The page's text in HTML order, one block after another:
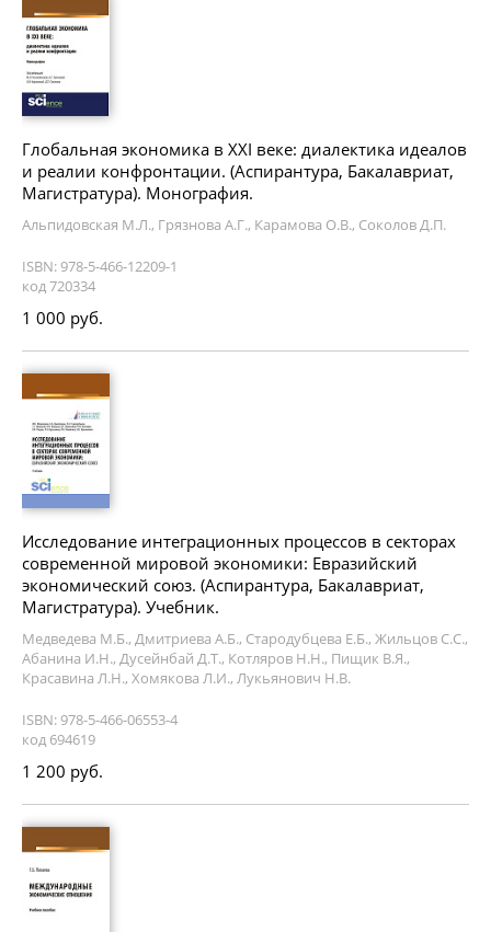
Глобальная экономика в XXI веке: диалектика идеалов
и реалии конфронтации. (Аспирантура, Бакалавриат,
Магистратура). Монография.
Альпидовская М.Л., Грязнова А.Г., Карамова О.В., Соколов Д.П.
ISBN: 978-5-466-12209-1
код 720334
1 000 руб.
Исследование интеграционных процессов в секторах
современной мировой экономики: Евразийский
экономический союз. (Аспирантура, Бакалавриат,
Магистратура). Учебник.
Медведева М.Б., Дмитриева А.Б., Стародубцева Е.Б., Жильцов С.С.,
Абанина И.Н., Дусейнбай Д.Т., Котляров Н.Н., Пищик В.Я.,
Красавина Л.Н., Хомякова Л.И., Лукьянович Н.В.
ISBN: 978-5-466-06553-4
код 694619
1 200 руб.